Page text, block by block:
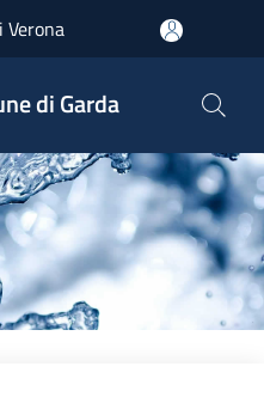
Verona
di Garda